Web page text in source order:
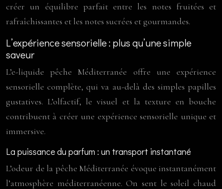
créer un équilibre parfait entre les notes fruitées et
rafraîchissantes et les notes sucrées et gourmandes.
L’expérience sensorielle : plus qu’une simple
saveur
L’e-liquide pêche Méditerranée offre une expérience
sensorielle complète, qui va au-delà des simples papilles
gustatives. L’olfactif, le visuel et la texture en bouche
contribuent à créer une expérience sensorielle unique et
immersive.
La puissance du parfum : un transport instantané
L’odeur de la pêche Méditerranée évoque instantanément
l’atmosphère méditerranéenne. On sent le soleil chaud